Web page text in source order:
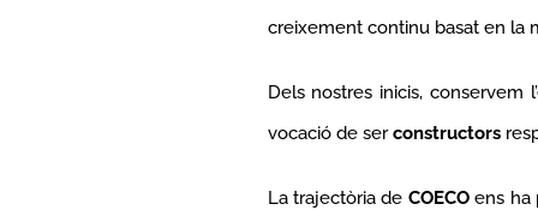
creixement continu basat en la
Dels nostres inicis, conservem
vocació de serconstructors
La trajectòria de COECOens ha